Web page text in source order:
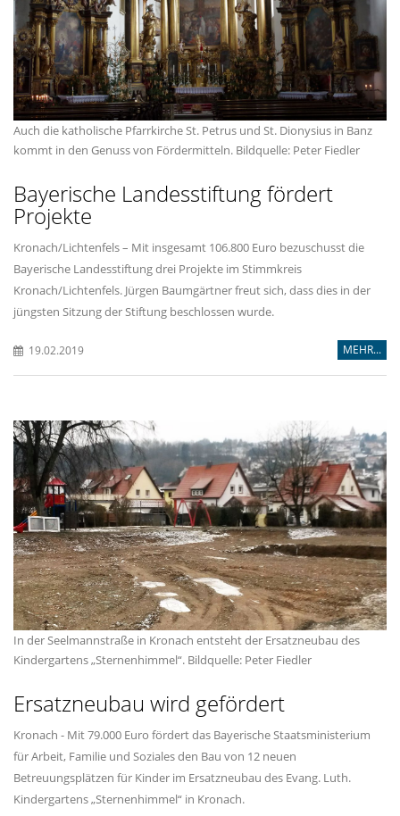
Auch die katholische Pfarrkirche St. Petrus und St. Dionysius in Banz
kommt in den Genuss von Fördermitteln. Bildquelle: Peter Fiedler
Bayerische Landesstiftung fördert
Projekte
Kronach/Lichtenfels – Mit insgesamt 106.800 Euro bezuschusst die
Bayerische Landesstiftung drei Projekte im Stimmkreis
Kronach/Lichtenfels. Jürgen Baumgärtner freut sich, dass dies in der
jüngsten Sitzung der Stiftung beschlossen wurde.
19.02.2019 MEHR...
In der Seelmannstraße in Kronach entsteht der Ersatzneubau des
Kindergartens „Sternenhimmel“. Bildquelle: Peter Fiedler
Ersatzneubau wird gefördert
Kronach - Mit 79.000 Euro fördert das Bayerische Staatsministerium
für Arbeit, Familie und Soziales den Bau von 12 neuen
Betreuungsplätzen für Kinder im Ersatzneubau des Evang. Luth.
Kindergartens „Sternenhimmel“ in Kronach.